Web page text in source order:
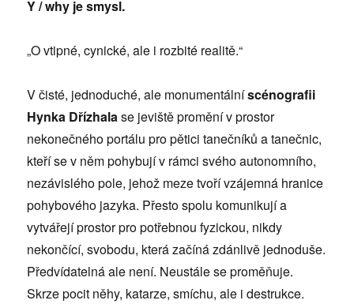
Y / why je smysl.
„O vtipné, cynické, ale i rozbité realitě.“
V čisté, jednoduché, ale monumentálníscénografii
Hynka Dřízhalase jeviště promění v prostor
nekonečného portálu pro pětici tanečníků a tanečnic,
kteří se v něm pohybují v rámci svého autonomního,
nezávislého pole, jehož meze tvoří vzájemná hranice
pohybového jazyka. Přesto spolu komunikují a
vytvářejí prostor pro potřebnou fyzickou, nikdy
nekončící, svobodu, která začíná zdánlivě jednoduše.
Předvídatelná ale není. Neustále se proměňuje.
Skrze pocit něhy, katarze, smíchu, ale i destrukce.